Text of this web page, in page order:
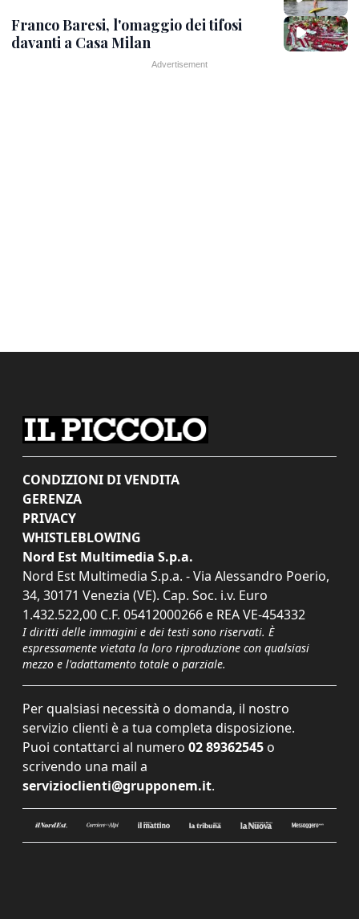
Franco Baresi, l'omaggio dei tifosi
davanti a Casa Milan
CONDIZIONI DI VENDITA
GERENZA
PRIVACY
WHISTLEBLOWING
Nord Est Multimedia S.p.a.
Nord Est Multimedia S.p.a. - Via Alessandro Poerio,
34, 30171 Venezia (VE). Cap. Soc. i.v. Euro
1.432.522,00 C.F. 05412000266 e REA VE-454332
I diritti delle immagini e dei testi sono riservati. È
espressamente vietata la loro riproduzione con qualsiasi
mezzo e l'adattamento totale o parziale.
Per qualsiasi necessità o domanda, il nostro
servizio clienti è a tua completa disposizione.
Puoi contattarci al numero 02 89362545 o
scrivendo una mail a
servizioclienti@grupponem.it.